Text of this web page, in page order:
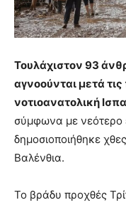
Τουλάχιστον 93
αγνοούνται μετά
νοτιοανατολική
σύμφωνα με νεότερο
δημοσιοποιήθηκε
Βαλένθια.
Το βράδυ προχθές